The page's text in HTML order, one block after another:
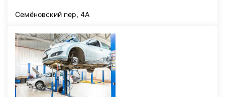
Семёновский пер, 4А